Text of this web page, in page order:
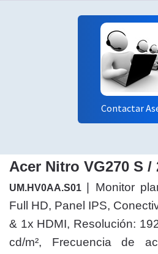
Contactar
Acer Nitro VG270 S /
UM.HV0AA.S01
| Monitor
Full HD, Panel IPS,
& 1x HDMI, Resolución:
cd/m², Frecuencia de